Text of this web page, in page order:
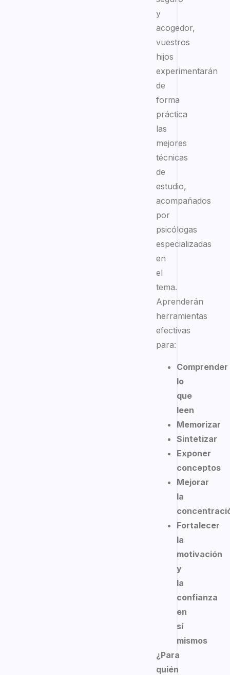
y
acogedor,
vuestros
hijos
experimentarán
de
forma
práctica
las
mejores
técnicas
de
estudio,
acompañados
por
psicólogas
especializadas
en
el
tema.
Aprenderán
herramientas
efectivas
para:
Comprender
lo
que
leen
Memorizar
Sintetizar
Exponer
conceptos
Mejorar
la
Fortalecer
la
motivación
y
la
confianza
en
sí
mismos
¿Para
quién